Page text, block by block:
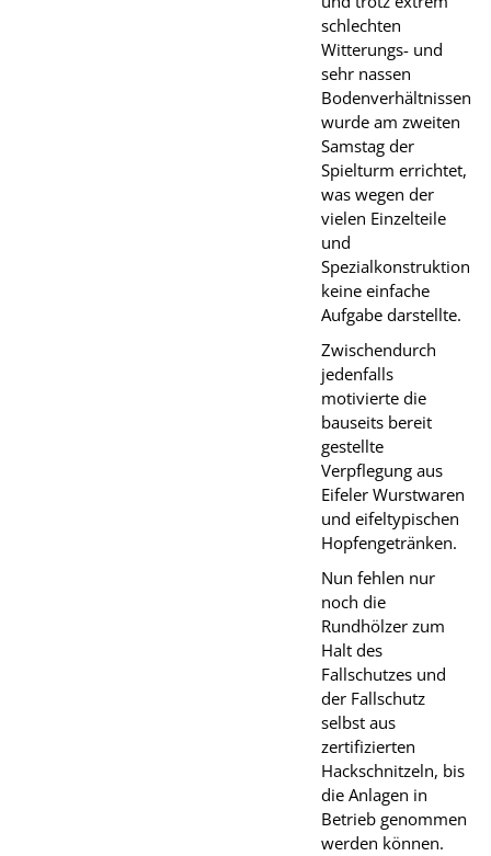
schlechten
Witterungs- und
sehr nassen
Bodenverhältnissen
wurde am zweiten
Samstag der
Spielturm errichtet,
was wegen der
vielen Einzelteile
und
Spezialkonstruktion
keine einfache
Aufgabe darstellte.
Zwischendurch
jedenfalls
motivierte die
bauseits bereit
gestellte
Verpflegung aus
Eifeler Wurstwaren
und eifeltypischen
Hopfengetränken.
Nun fehlen nur
noch die
Rundhölzer zum
Halt des
Fallschutzes und
der Fallschutz
selbst aus
zertifizierten
Hackschnitzeln, bis
die Anlagen in
Betrieb genommen
werden können.